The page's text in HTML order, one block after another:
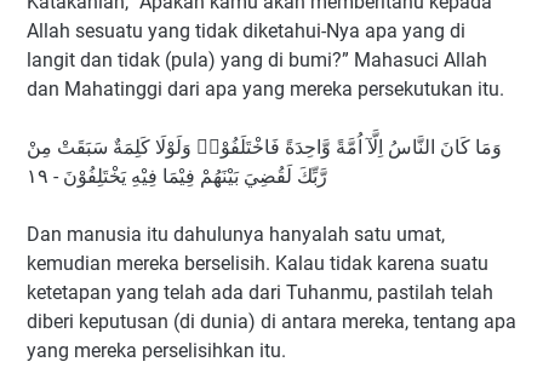
Allah sesuatu yang tidak diketahui-Nya apa yang di
langit dan tidak (pula) yang di bumi?” Mahasuci Allah
dan Mahatinggi dari apa yang mereka persekutukan itu.
وَمَا كَانَ النَّاسُ اِلَّآ اُمَّةً وَّاحِدَةً فَاخْتَلَفُوْاۗ وَلَوْلَا كَلِمَةٌ سَبَقَتْ مِنْ
رَّبِّكَ لَقُضِيَ بَيْنَهُمْ فِيْمَا فِيْهِ يَخْتَلِفُوْنَ - ١٩
Dan manusia itu dahulunya hanyalah satu umat,
kemudian mereka berselisih. Kalau tidak karena suatu
ketetapan yang telah ada dari Tuhanmu, pastilah telah
diberi keputusan (di dunia) di antara mereka, tentang apa
yang mereka perselisihkan itu.